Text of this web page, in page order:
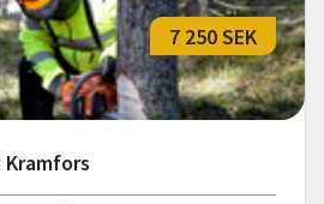
7 250 SEK